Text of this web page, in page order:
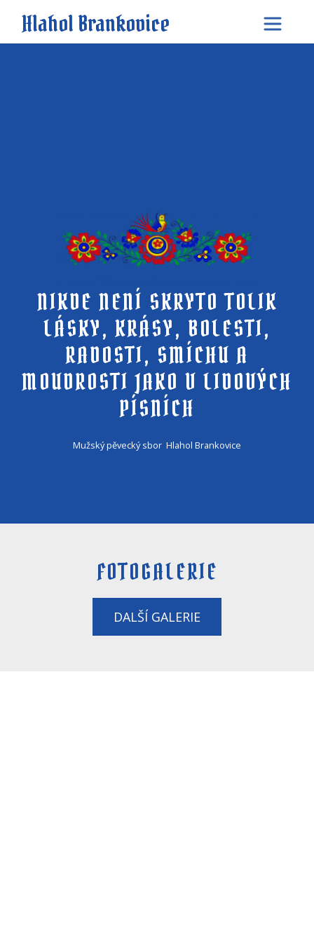
Hlahol Brankovice
NIKDE NENÍ SKRYTO TOLIK
LÁSKY, KRÁSY, BOLESTI,
RADOSTI, SMÍCHU A
MOUDROSTI JAKO V LIDOVÝCH
PÍSNÍCH
Mužský pěvecký sbor Hlahol Brankovice
FOTOGALERIE
DALŠÍ GALERIE